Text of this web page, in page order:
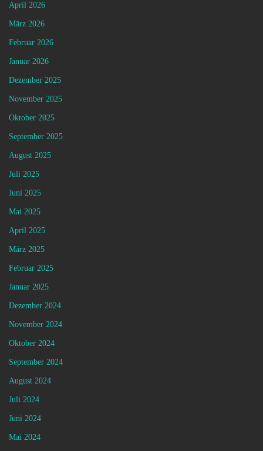
April 2026
März 2026
Februar 2026
Januar 2026
Dezember 2025
November 2025
Oktober 2025
September 2025
August 2025
Juli 2025
Juni 2025
Mai 2025
April 2025
März 2025
Februar 2025
Januar 2025
Dezember 2024
November 2024
Oktober 2024
September 2024
August 2024
Juli 2024
Juni 2024
Mai 2024